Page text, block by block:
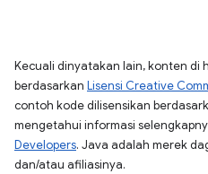
Kecuali dinyatakan lain, konten di
berdasarkan Lisensi Creative
contoh kode dilisensikan
mengetahui informasi
Developers. Java adalah merek
dan/atau afiliasinya.